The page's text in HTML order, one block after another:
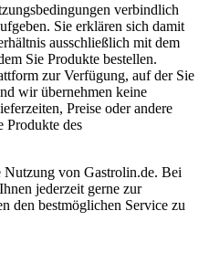
verbindlich
Sie erklären sich damit
ausschließlich mit dem
Sie Produkte bestellen.
zur Verfügung, auf der Sie
wir übernehmen keine
Preise oder andere
Produkte des
von Gastrolin.de. Bei
jederzeit gerne zur
den bestmöglichen Service zu